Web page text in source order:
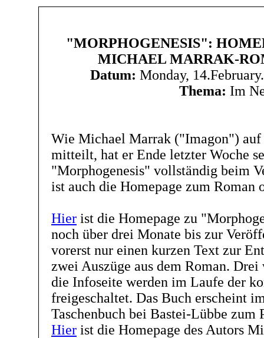
"MORPHOGENESIS":
MICHAEL MARRAK-
Datum: Monday,
Thema: Im
Wie Michael Marrak ("Imagon") auf
mitteilt, hat er Ende letzter Woche
"Morphogenesis" vollständig beim
ist auch die Homepage zum Roman
Hier ist die Homepage zu
noch über drei Monate bis zur
vorerst nur einen kurzen Text zur
zwei Auszüge aus dem Roman.
die Infoseite werden im Laufe der
freigeschaltet. Das Buch erscheint
Taschenbuch bei Bastei-Lübbe zum
Hier ist die Homepage des Autors